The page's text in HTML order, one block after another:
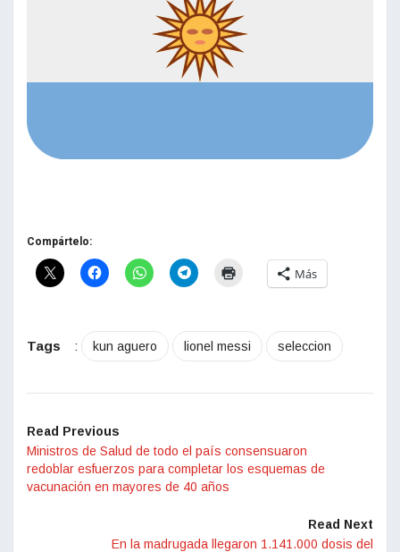
Compártelo:
Más
Tags : kun aguero lionel messi seleccion
Read Previous
Ministros de Salud de todo el país consensuaron
redoblar esfuerzos para completar los esquemas de
vacunación en mayores de 40 años
Read Next
En la madrugada llegaron 1.141.000 dosis del